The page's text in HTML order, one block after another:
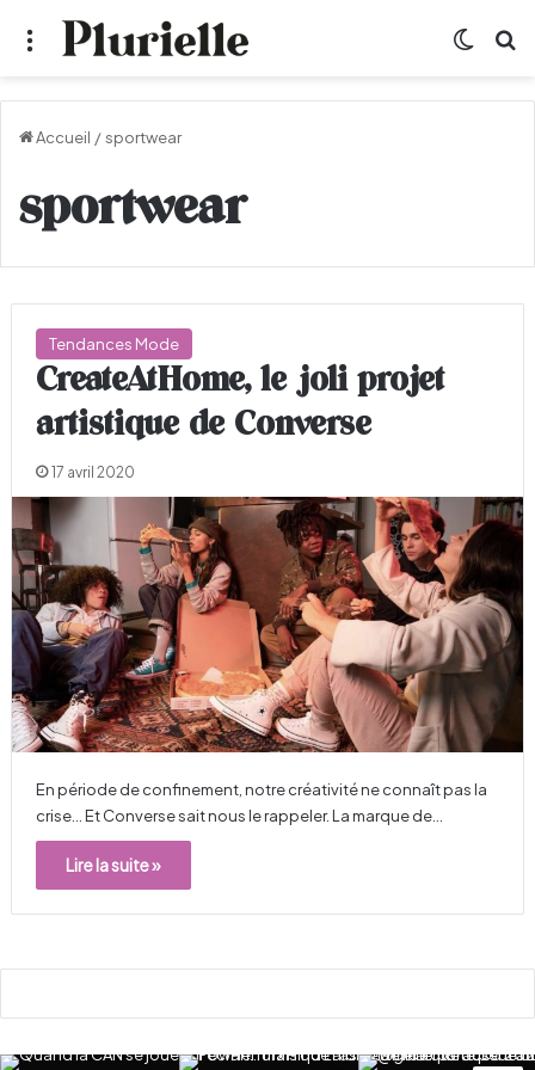
Menu
Accueil /sportwear
sportwear
Tendances Mode
CreateAtHome, le joli projet
artistique de Converse
17 avril 2020
En période de confinement, notre créativité ne connaît pas la
crise… Et Converse sait nous le rappeler. La marque de…
Lire la suite »